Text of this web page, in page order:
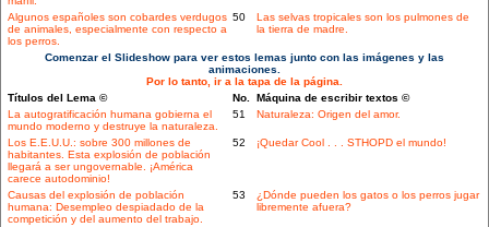
Algunos españoles son cobardes verdugos
de animales, especialmente con respecto a
los perros.
50
Las selvas tropicales son los pulmones de
la tierra de madre.
Comenzar el Slideshow para ver estos lemas junto con las imágenes y las
animaciones.
Por lo tanto, ir a la tapa de la página.
Títulos del Lema ©
No. Máquina de escribir textos ©
La autogratificación humana gobierna el
mundo moderno y destruye la naturaleza.
51 Naturaleza: Origen del amor.
Los E.E.U.U.: sobre 300 millones de
habitantes. Esta explosión de población
llegará a ser ungovernable. ¡América
carece autodominio!
52 ¡Quedar Cool . . . STHOPD el mundo!
Causas del explosión de población
humana: Desempleo despiadado de la
competición y del aumento del trabajo.
53
¿Dónde pueden los gatos o los perros jugar
libremente afuera?